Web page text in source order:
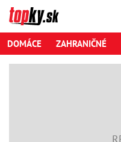
DOMÁCE ZAHRANIČNÉ